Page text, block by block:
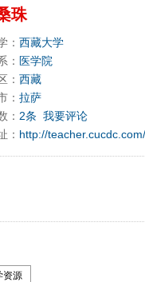
珠
： 西藏大学
： 医学院
： 西藏
： 拉萨
： 2条 我要评论
： http://
资源